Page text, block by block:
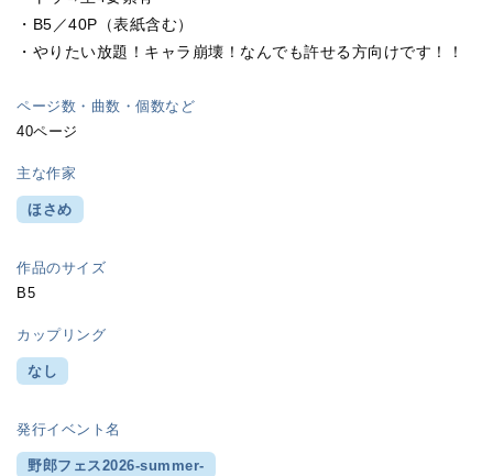
・B5／40P（表紙含む）
・やりたい放題！キャラ崩壊！なんでも許せる方向けです！！
ページ数・曲数・個数など
40ページ
主な作家
ほさめ
作品のサイズ
B5
カップリング
なし
発行イベント名
野郎フェス2026-summer-